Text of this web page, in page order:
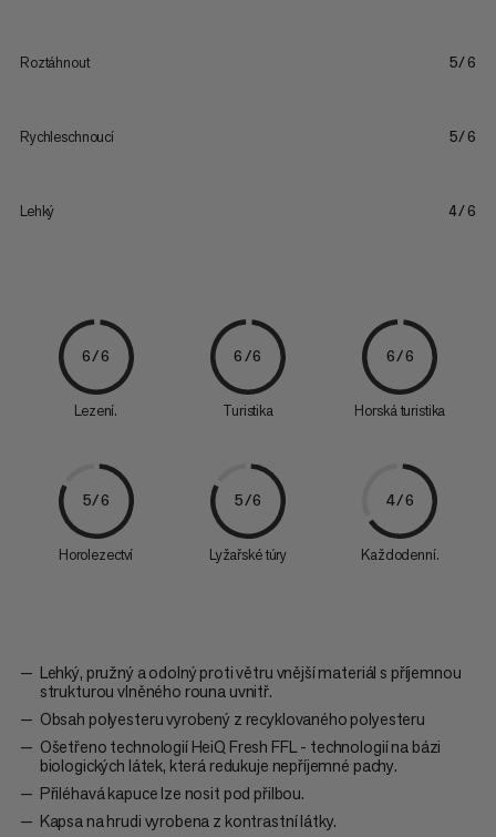
Roztáhnout 5/6
Rychleschnoucí 5/6
Lehký 4/6
6/6
Lezení.
6/6
Turistika
6/6
Horská turistika
5/6
Horolezectví
5/6
Lyžařské túry
4/6
Každodenní.
Lehký, pružný a odolný proti větru vnější materiál s příjemnou
strukturou vlněného rouna uvnitř.
Obsah polyesteru vyrobený z recyklovaného polyesteru
Ošetřeno technologií HeiQ Fresh FFL - technologií na bázi
biologických látek, která redukuje nepříjemné pachy.
Přiléhavá kapuce lze nosit pod přilbou.
Kapsa na hrudi vyrobena z kontrastní látky.